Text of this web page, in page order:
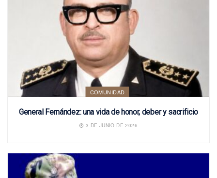
COMUNIDAD
General Fernández: una vida de honor, deber y sacrificio
3 DE JUNIO DE 2026